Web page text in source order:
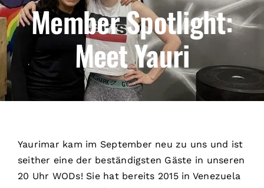
Member Spotlight:
Meet Yauri
Yaurimar kam im September neu zu uns und ist
seither eine der beständigsten Gäste in unseren
20 Uhr WODs! Sie hat bereits 2015 in Venezuela